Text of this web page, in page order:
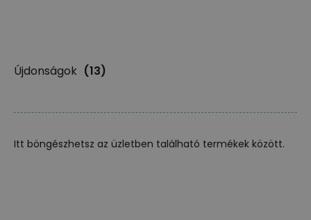
Újdonságok (13)
Itt böngészhetsz az üzletben található termékek között.